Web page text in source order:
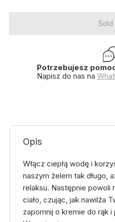
Sold
Potrzebujesz
Napisz do nas na
Opis
Włącz ciepłą wodę i
naszym żelem tak długo,
relaksu. Następnie powoli
ciało, czując, jak nawilża
zapomnij o kremie do rąk